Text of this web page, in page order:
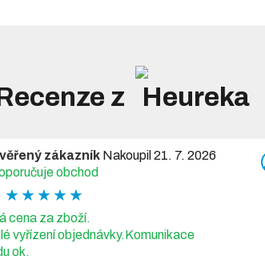
z
zákazníkNakoupil 21. 7. 2026
obchod
★ ★ ★ ★ ★
cena za zboží.
vyřízení objednávky.Komunikace
ok.